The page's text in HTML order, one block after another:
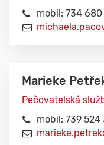
mobil: 734
Marieke
Pečovatelská
mobil: 739 524